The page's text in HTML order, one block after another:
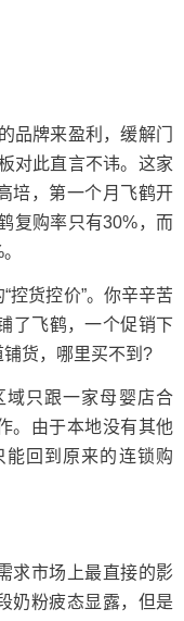
牌来盈利，缓解门
对此直言不讳。这家
培，第一个月飞鹤开
复购率只有30%，而
货控价”。你辛辛苦
了飞鹤，一个促销下
货，哪里买不到?
只跟一家母婴店合
。由于本地没有其他
回到原来的连锁购
市场上最直接的影
奶粉疲态显露，但是